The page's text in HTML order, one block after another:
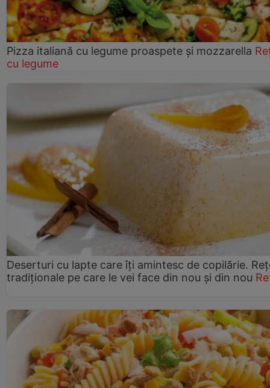
Pizza italiană cu legume proaspete și mozzarella
cu legume
Deserturi cu lapte care îți amintesc de copilărie.
tradiționale pe care le vei face din nou și din nou